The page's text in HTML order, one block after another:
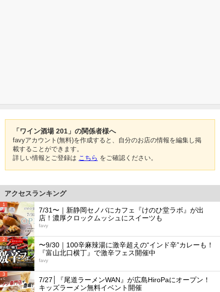
「ワイン酒場 201」の関係者様へ
favyアカウント(無料)を作成すると、自分のお店の情報を編集し掲
載することができます。
詳しい情報とご登録は こちら をご確認ください。
アクセスランキング
1
7/31〜｜新静岡セノバにカフェ『けのひ堂ラボ』が出
店！濃厚クロックムッシュにスイーツも
favy
2
〜9/30｜100辛麻辣湯に激辛超えの“インド辛”カレーも！
『富山北口横丁』で激辛フェス開催中
favy
3
7/27│『尾道ラーメンWAN』が広島HiroPaにオープン！
キッズラーメン無料イベント開催